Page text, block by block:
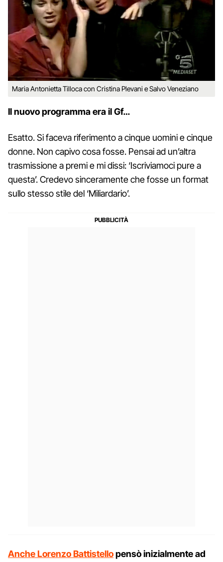
Maria Antonietta Tilloca con Cristina Plevani e Salvo Veneziano
Il nuovo programma era il Gf…
Esatto. Si faceva riferimento a cinque uomini e cinque
donne. Non capivo cosa fosse. Pensai ad un’altra
trasmissione a premi e mi dissi: ‘Iscriviamoci pure a
questa’. Credevo sinceramente che fosse un format
sullo stesso stile del ‘Miliardario’.
Anche Lorenzo Battistellopensò inizialmente ad